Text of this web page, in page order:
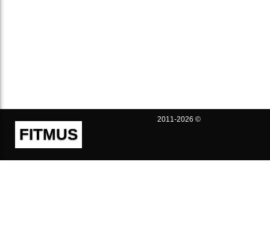
FITMUS
2011-2026 ©